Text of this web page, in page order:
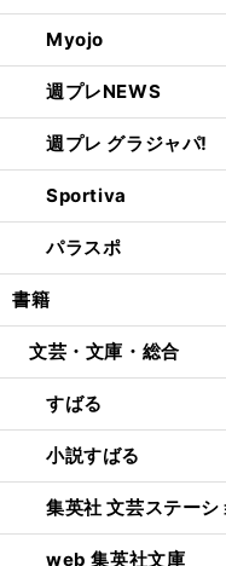
Myojo
週プレNEWS
週プレ グラジャパ!
Sportiva
パラスポ
書籍
文芸・文庫・総合
すばる
小説すばる
集英社 文芸ステーシ
web 集英社文庫